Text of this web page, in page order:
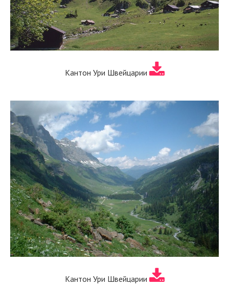
Кантон Ури Швейцарии
Кантон Ури Швейцарии